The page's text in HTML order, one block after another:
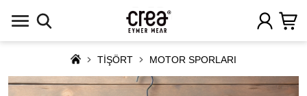
TİŞÖRT MOTOR SPORLARI